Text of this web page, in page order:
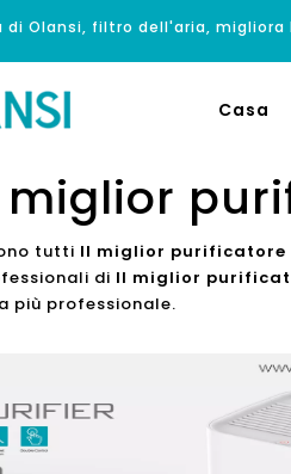
di Olansi, filtro dell'aria,
Casa
miglior
tutti Il miglior purificatore
di Il miglior
più professionale.